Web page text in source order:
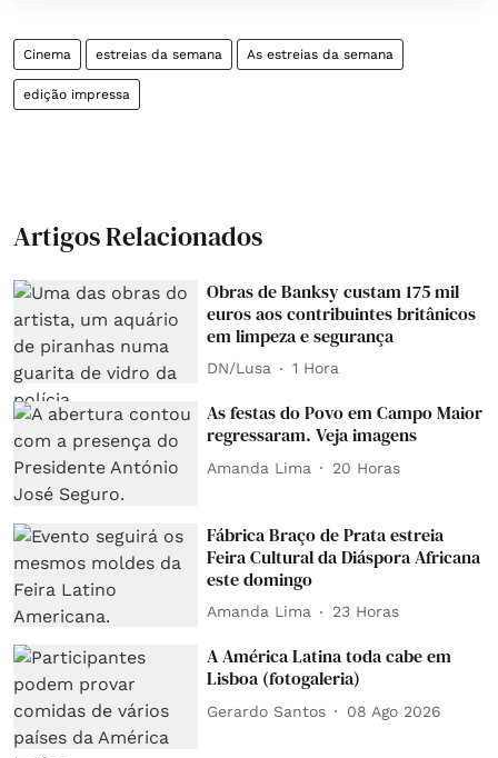
Cinema estreias da semana As estreias da semana
edição impressa
Artigos Relacionados
Obras de Banksy custam 175 mil
euros aos contribuintes britânicos
em limpeza e segurança
DN/Lusa 1 Hora
As festas do Povo em Campo Maior
regressaram. Veja imagens
Amanda Lima 20 Horas
Fábrica Braço de Prata estreia
Feira Cultural da Diáspora Africana
este domingo
Amanda Lima 23 Horas
A América Latina toda cabe em
Lisboa (fotogaleria)
Gerardo Santos 08 Ago 2026